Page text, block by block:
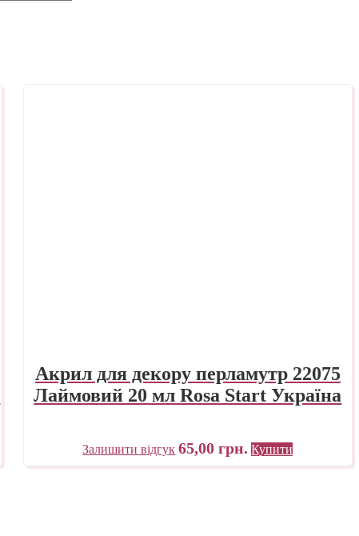
Акрил для декору перламутр 22075
Лаймовий 20 мл Rosa Start Україна
Залишити відгук 65,00грн. Купити